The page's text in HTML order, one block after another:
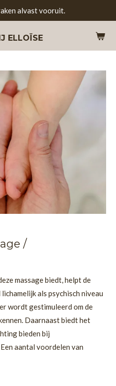
ELLOÏSE
alvast vooruit.
/
massage biedt, helpt de
als psychisch niveau
wordt gestimuleerd om de
Daarnaast biedt het
bieden bij
aantal voordelen van